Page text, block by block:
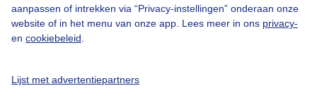
aanpassen of intrekken via “Privacy-instellingen” onderaan onze
website of in het menu van onze app. Lees meer in ons privacy-
en cookiebeleid
Lijst met advertentiepartners
Adverteren
Buienradar Team
Cookie beleid